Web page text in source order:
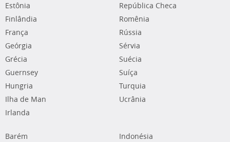
Estônia
Finlândia
França
Geórgia
Grécia
Guernsey
Hungria
Ilha de Man
Irlanda
República Checa
Romênia
Rússia
Sérvia
Suécia
Suíça
Turquia
Ucrânia
Barém
Indonésia